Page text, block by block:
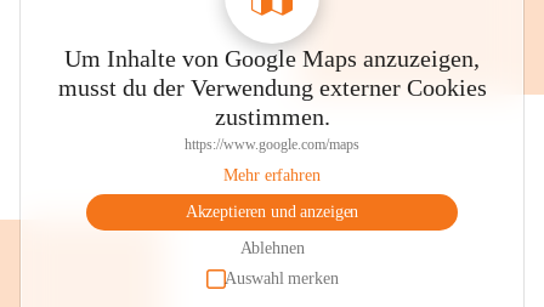
Um Inhalte von Google Maps anzuzeigen,
musst du der Verwendung externer Cookies
zustimmen.
https://www.google.com/maps
Mehr erfahren
Akzeptieren und anzeigen
Ablehnen
Auswahl merken